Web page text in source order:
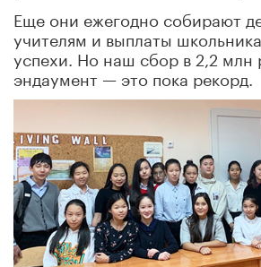
Еще они ежегодно собирают
учителям и выплаты
успехи. Но наш сбор в 2,2 млн
эндаумент — это пока рекорд.